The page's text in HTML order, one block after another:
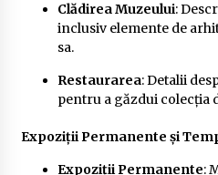
Clădirea Muzeului:
inclusiv elemente de
sa.
Restaurarea: Detalii
pentru a găzdui colecția
Expoziții Permanente și
Expoziții Permanente: